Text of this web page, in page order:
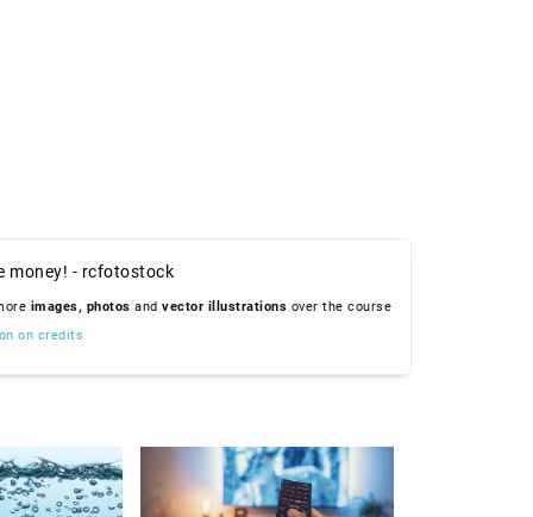
money! - rcfotostock
images, photos and vector illustrations over the course
on credits